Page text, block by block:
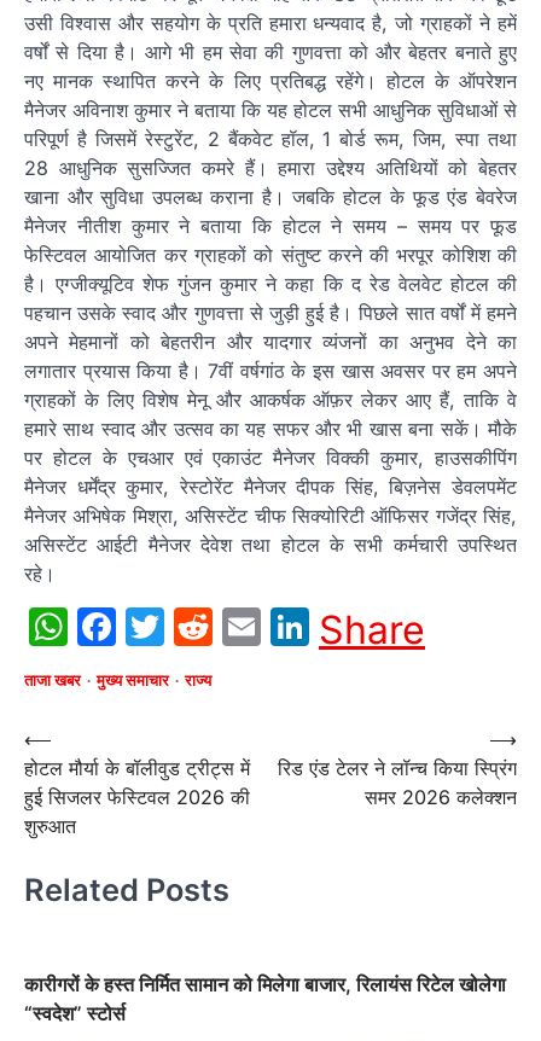
उसी विश्वास और सहयोग के प्रति हमारा धन्यवाद है, जो ग्राहकों ने हमें
वर्षों से दिया है। आगे भी हम सेवा की गुणवत्ता को और बेहतर बनाते हुए
नए मानक स्थापित करने के लिए प्रतिबद्ध रहेंगे। होटल के ऑपरेशन
मैनेजर अविनाश कुमार ने बताया कि यह होटल सभी आधुनिक सुविधाओं से
परिपूर्ण है जिसमें रेस्टुरेंट, 2 बैंकवेट हॉल, 1 बोर्ड रूम, जिम, स्पा तथा
28 आधुनिक सुसज्जित कमरे हैं। हमारा उद्देश्य अतिथियों को बेहतर
खाना और सुविधा उपलब्ध कराना है। जबकि होटल के फूड एंड बेवरेज
मैनेजर नीतीश कुमार ने बताया कि होटल ने समय – समय पर फूड
फेस्टिवल आयोजित कर ग्राहकों को संतुष्ट करने की भरपूर कोशिश की
है। एग्जीक्यूटिव शेफ गुंजन कुमार ने कहा कि द रेड वेलवेट होटल की
पहचान उसके स्वाद और गुणवत्ता से जुड़ी हुई है। पिछले सात वर्षों में हमने
अपने मेहमानों को बेहतरीन और यादगार व्यंजनों का अनुभव देने का
लगातार प्रयास किया है। 7वीं वर्षगांठ के इस खास अवसर पर हम अपने
ग्राहकों के लिए विशेष मेनू और आकर्षक ऑफ़र लेकर आए हैं, ताकि वे
हमारे साथ स्वाद और उत्सव का यह सफर और भी खास बना सकें। मौके
पर होटल के एचआर एवं एकाउंट मैनेजर विक्की कुमार, हाउसकीपिंग
मैनेजर धर्मेंद्र कुमार, रेस्टोरेंट मैनेजर दीपक सिंह, बिज़नेस डेवलपमेंट
मैनेजर अभिषेक मिश्रा, असिस्टेंट चीफ सिक्योरिटी ऑफिसर गजेंद्र सिंह,
असिस्टेंट आईटी मैनेजर देवेश तथा होटल के सभी कर्मचारी उपस्थित
रहे।
WhatsApp
Facebook
Twitter
Reddit
EmailLinkedIn
Share
ताजा खबर मुख्य समाचार राज्य
Post
navigation
⟵
होटल मौर्या के बॉलीवुड ट्रीट्स में
हुई सिजलर फेस्टिवल 2026 की
शुरुआत
रिड एंड टेलर ने लॉन्च किया स्प्रिंग
समर 2026 कलेक्शन
⟶
Related Posts
कारीगरों के हस्त निर्मित सामान को मिलेगा बाजार, रिलायंस रिटेल खोलेगा
“स्वदेश” स्टोर्स